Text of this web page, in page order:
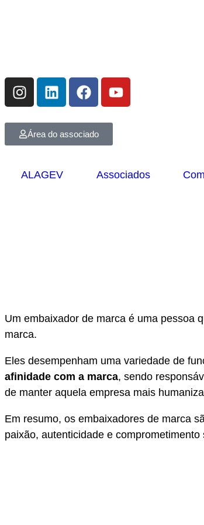
Área do associado
ALAGEV Associados
Um embaixador de marca é uma pessoa
marca.
Eles desempenham uma variedade de
afinidade com a marca, sendo
de manter aquela empresa mais
Em resumo, os embaixadores de marca
paixão, autenticidade e